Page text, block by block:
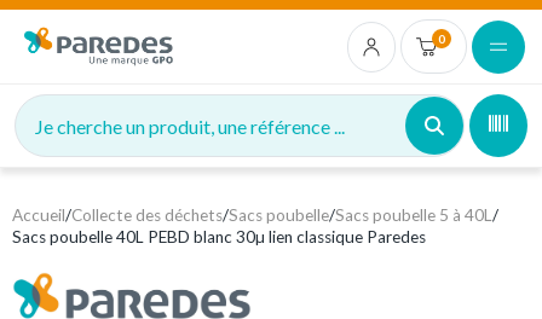
0
Je cherche un produit, une référence ...
Accueil/Collecte des déchets/Sacs poubelle/Sacs poubelle 5 à 40L /
Sacs poubelle 40L PEBD blanc 30µ lien classique Paredes